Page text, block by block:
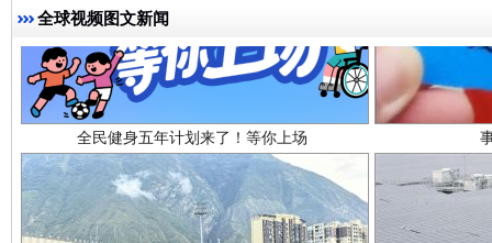
全球视频图文新闻
全民健身五年计划来了！等你上场